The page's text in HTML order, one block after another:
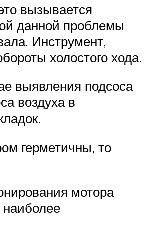
вызывается
данной проблемы
Инструмент,
холостого хода.
выявления подсоса
воздуха в
герметичны, то
мотора
наиболее